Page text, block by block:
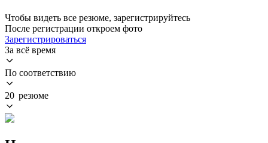
Чтобы видеть все резюме, зарегистрируйтесь
После регистрации откроем фото
Зарегистрироваться
За всё время
По соответствию
20 резюме